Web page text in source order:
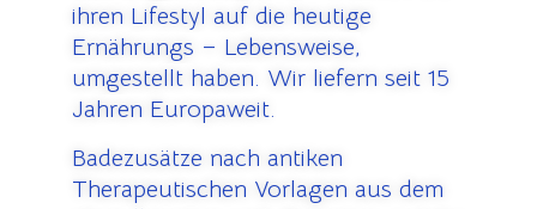
ihren Lifestyl auf die heutige
Ernährungs – Lebensweise,
umgestellt haben. Wir liefern seit 15
Jahren Europaweit.
Badezusätze nach antiken
Therapeutischen Vorlagen aus dem